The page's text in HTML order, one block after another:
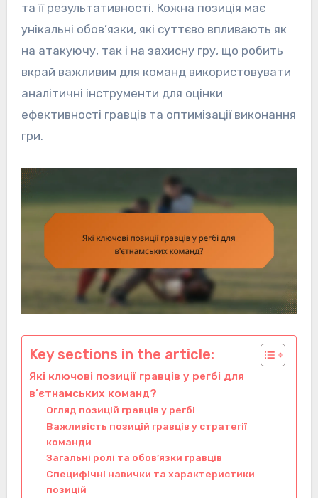
та її результативності. Кожна позиція має
унікальні обов’язки, які суттєво впливають як
на атакуючу, так і на захисну гру, що робить
вкрай важливим для команд використовувати
аналітичні інструменти для оцінки
ефективності гравців та оптимізації виконання
гри.
Key sections in the article:
Які ключові позиції гравців у регбі для
в’єтнамських команд?
Огляд позицій гравців у регбі
Важливість позицій гравців у стратегії
команди
Загальні ролі та обов’язки гравців
Специфічні навички та характеристики
позицій